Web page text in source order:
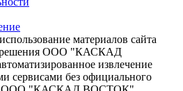
материалов сайта
ООО "КАСКАД
извлечение
сервисами без официального